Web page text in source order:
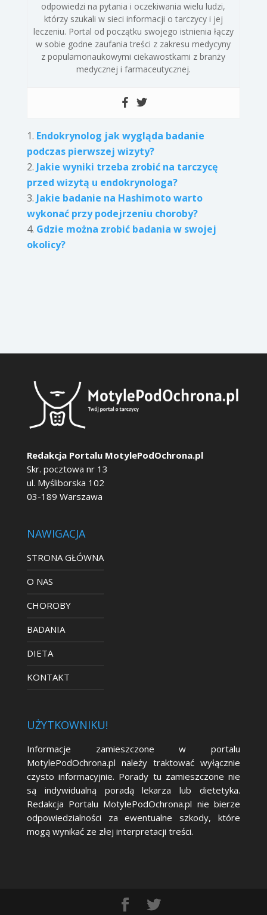
odpowiedzi na pytania i oczekiwania wielu ludzi,
którzy szukali w sieci informacji o tarczycy i jej
leczeniu. Portal od początku swojego istnienia łączy
w sobie godne zaufania treści z zakresu medycyny
z popularnonaukowymi ciekawostkami z branży
medycznej i farmaceutycznej.
Endokrynolog jak wygląda badanie
podczas pierwszej wizyty?
Jakie wyniki trzeba zrobić na tarczycę
przed wizytą u endokrynologa?
Jakie badanie na Hashimoto warto
wykonać przy podejrzeniu choroby?
Gdzie można zrobić badania w swojej
okolicy?
Redakcja Portalu MotylePodOchrona.pl
Skr. pocztowa nr 13
ul. Myśliborska 102
03-189 Warszawa
NAWIGACJA
STRONA GŁÓWNA
O NAS
CHOROBY
BADANIA
DIETA
KONTAKT
UŻYTKOWNIKU!
Informacje zamieszczone w portalu
MotylePodOchrona.pl należy traktować wyłącznie
czysto informacyjnie. Porady tu zamieszczone nie
są indywidualną poradą lekarza lub dietetyka.
Redakcja Portalu MotylePodOchrona.pl nie bierze
odpowiedzialności za ewentualne szkody, które
mogą wynikać ze złej interpretacji treści.